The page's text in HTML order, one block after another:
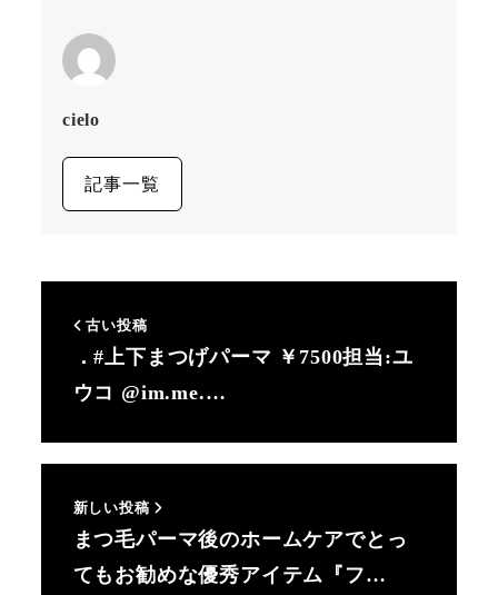
cielo
記事一覧
古い投稿
．#上下まつげパーマ ￥7500担当:ユ
ウコ @im.me.…
新しい投稿
まつ毛パーマ後のホームケアでとっ
てもお勧めな優秀アイテム『フ…